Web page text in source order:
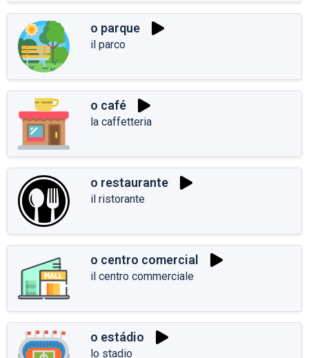
o parque
il parco
o café
la caffetteria
o restaurante
il ristorante
o centro comercial
il centro commerciale
o estádio
lo stadio